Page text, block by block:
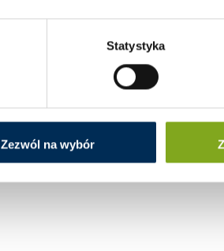
Statystyka
Zezwól na wybór